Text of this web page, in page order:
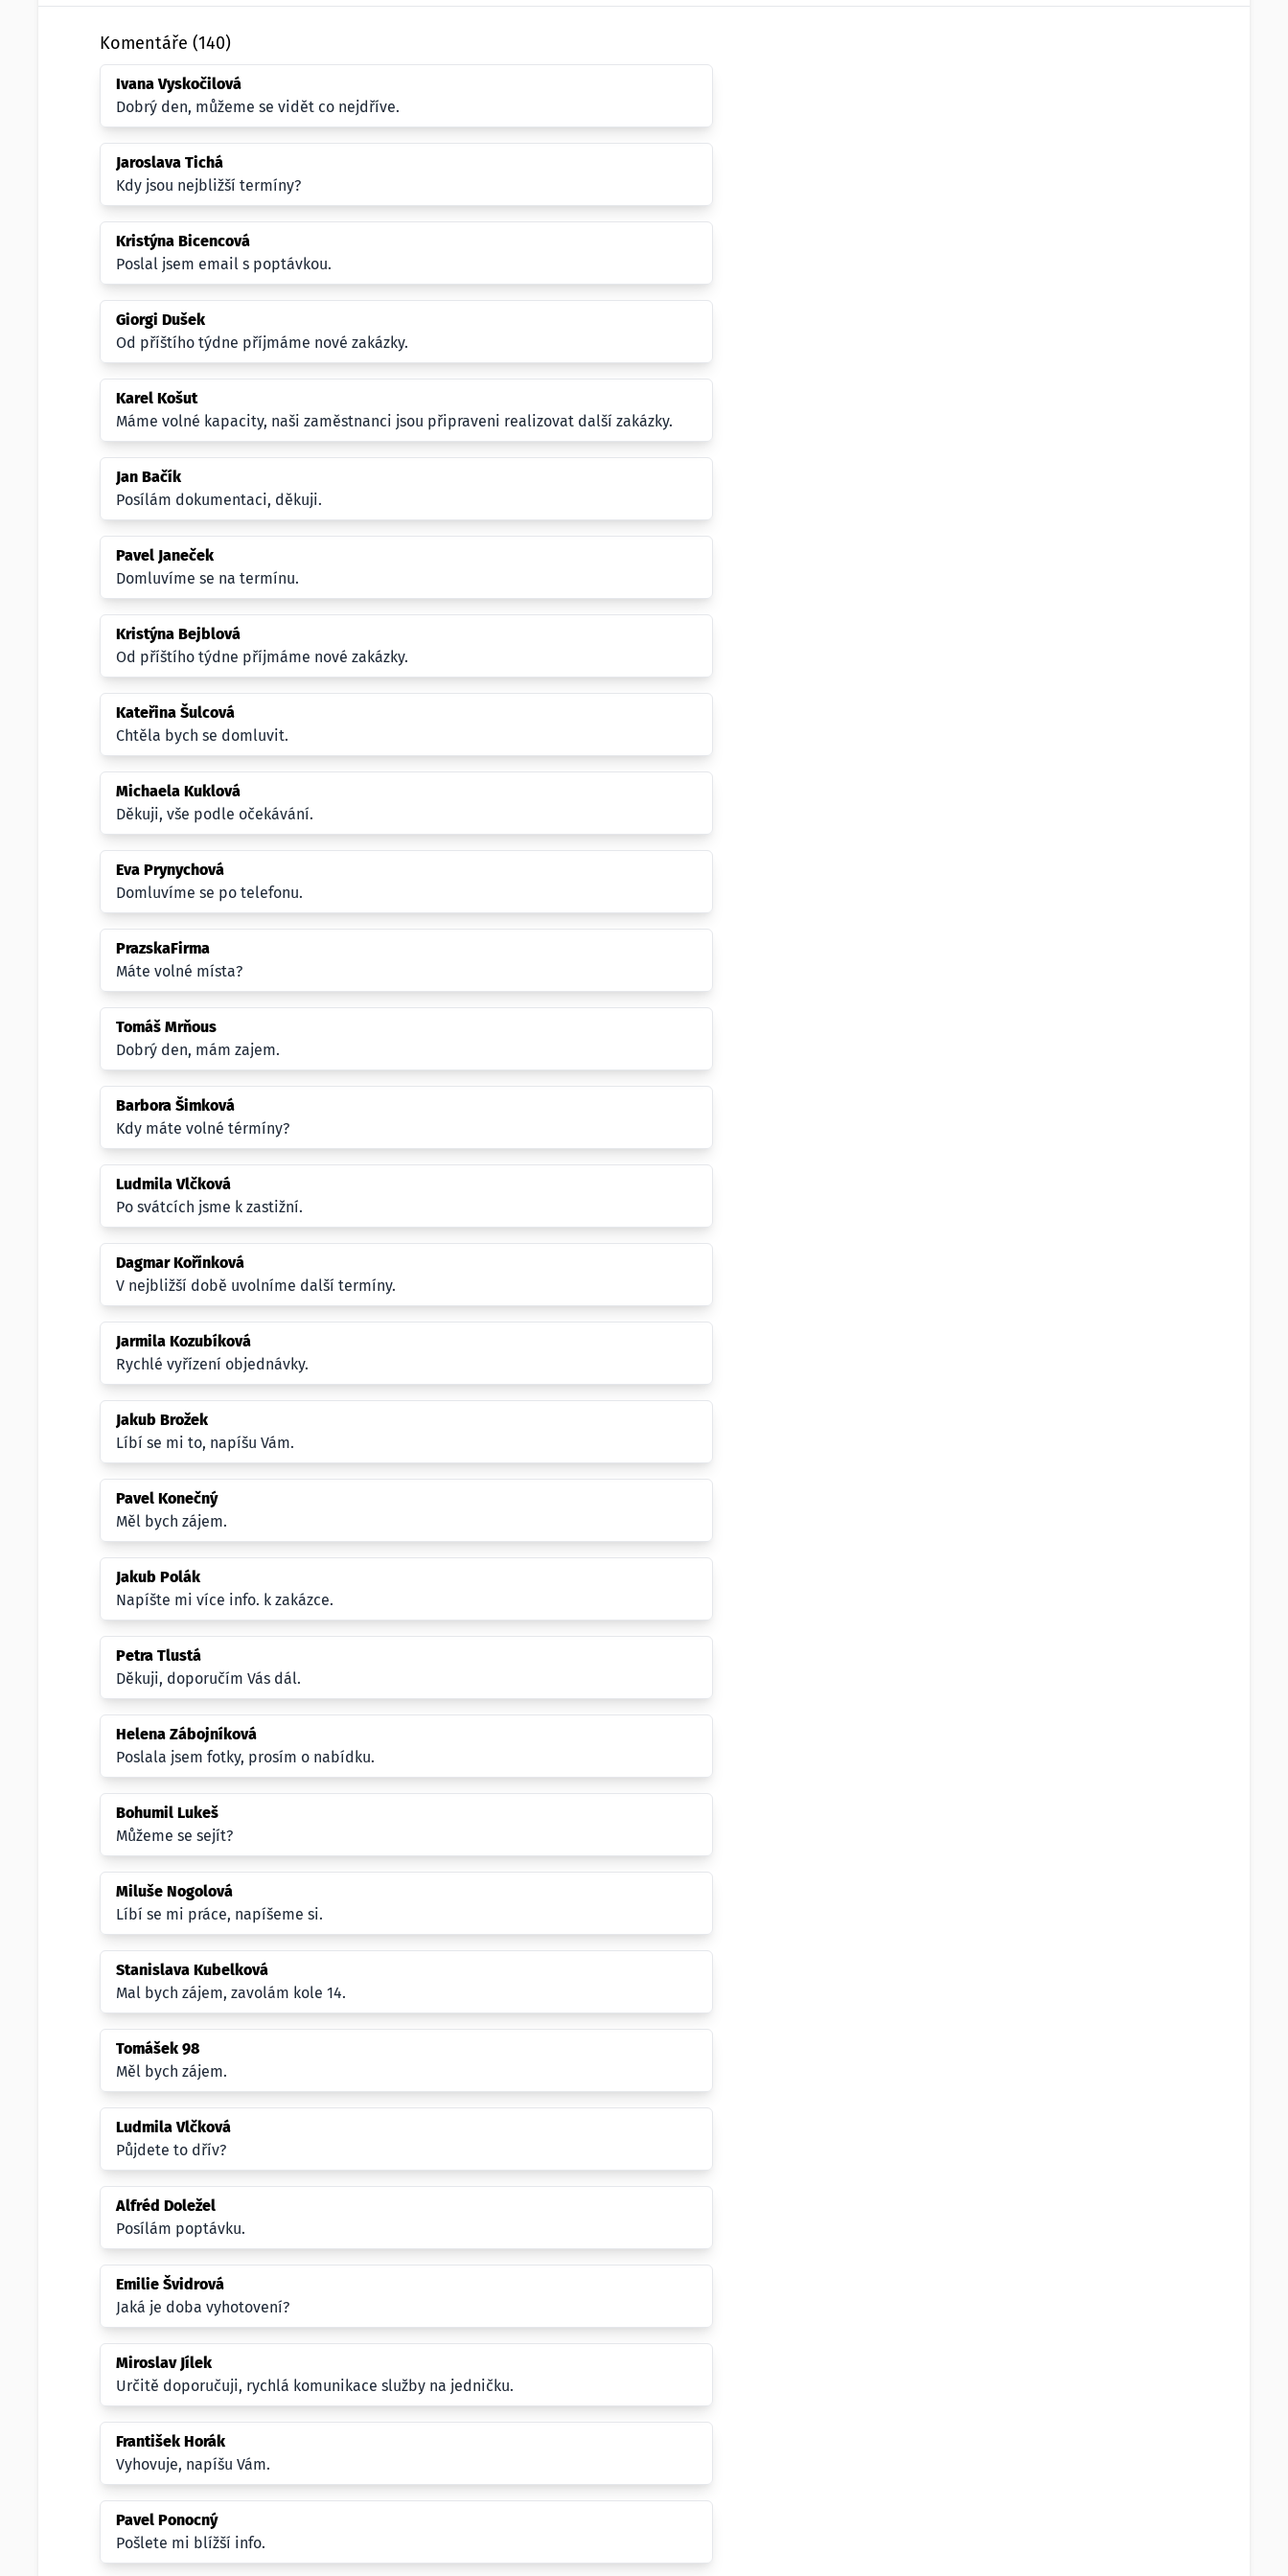
Komentáře (140)
Ivana Vyskočilová
Dobrý den, můžeme se vidět co nejdříve.
Jaroslava Tichá
Kdy jsou nejbližší termíny?
Kristýna Bicencová
Poslal jsem email s poptávkou.
Giorgi Dušek
Od příštího týdne příjmáme nové zakázky.
Karel Košut
Máme volné kapacity, naši zaměstnanci jsou připraveni realizovat další zakázky.
Jan Bačík
Posílám dokumentaci, děkuji.
Pavel Janeček
Domluvíme se na termínu.
Kristýna Bejblová
Od příštího týdne příjmáme nové zakázky.
Kateřina Šulcová
Chtěla bych se domluvit.
Michaela Kuklová
Děkuji, vše podle očekávání.
Eva Prynychová
Domluvíme se po telefonu.
PrazskaFirma
Máte volné místa?
Tomáš Mrňous
Dobrý den, mám zajem.
Barbora Šimková
Kdy máte volné térmíny?
Ludmila Vlčková
Po svátcích jsme k zastižní.
Dagmar Kořínková
V nejbližší době uvolníme další termíny.
Jarmila Kozubíková
Rychlé vyřízení objednávky.
Jakub Brožek
Líbí se mi to, napíšu Vám.
Pavel Konečný
Měl bych zájem.
Jakub Polák
Napíšte mi více info. k zakázce.
Petra Tlustá
Děkuji, doporučím Vás dál.
Helena Zábojníková
Poslala jsem fotky, prosím o nabídku.
Bohumil Lukeš
Můžeme se sejít?
Miluše Nogolová
Líbí se mi práce, napíšeme si.
Stanislava Kubelková
Mal bych zájem, zavolám kole 14.
Tomášek 98
Měl bych zájem.
Ludmila Vlčková
Půjdete to dřív?
Alfréd Doležel
Posílám poptávku.
Emilie Švidrová
Jaká je doba vyhotovení?
Miroslav Jílek
Určitě doporučuji, rychlá komunikace služby na jedničku.
František Horák
Vyhovuje, napíšu Vám.
Pavel Ponocný
Pošlete mi blížší info.